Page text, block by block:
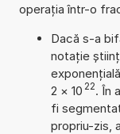
operația într-o
Dacă s-a
notație
2 × 10 22. În
fi
propriu-zis,